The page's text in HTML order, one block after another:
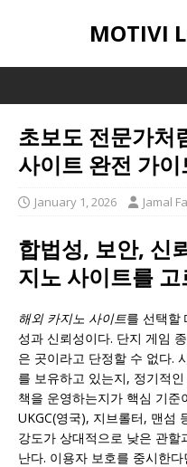
MOTIVI
초보도 전문가처
사이트 완전 가이
January 1, 2026 Jamal
합법성, 보안, 신
지노 사이트를
해외 카지노 사이트를 선택할
성과 신뢰성이다. 단지 게임
은 곳이라고 단정할 수 없다.
를 보유하고 있는지, 정기적
책을 운영하는지가 핵심 기준
UKGC(영국), 지브롤터, 맨섬
강도가 상대적으로 낮은 관
난다. 이용자 보호를 중시한